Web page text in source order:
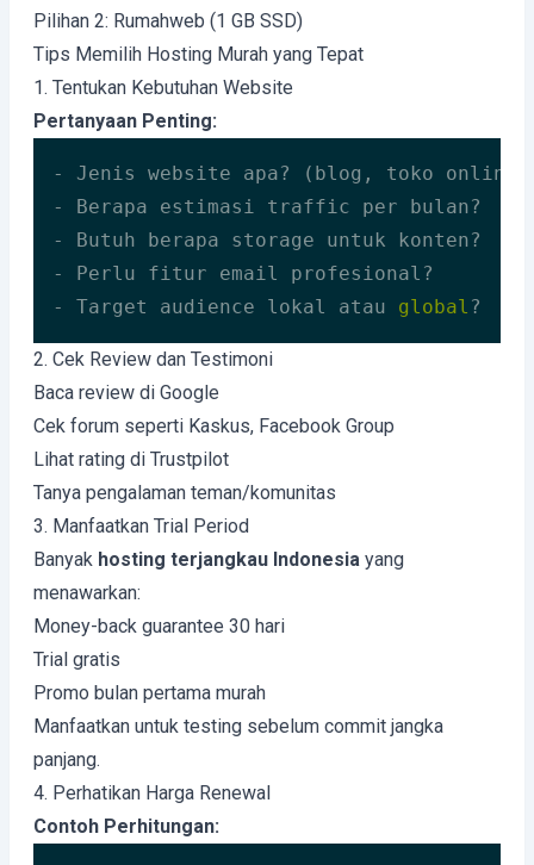
Pilihan 2: Rumahweb (1 GB SSD)
Tips Memilih Hosting Murah yang Tepat
1. Tentukan Kebutuhan Website
Pertanyaan Penting:
- Jenis website apa? (blog, toko online,
- Berapa estimasi traffic per bulan?
- Butuh berapa storage untuk konten?
- Perlu fitur email profesional?
- Target audience lokal atau global ?
Code language: PHP (php)
2. Cek Review dan Testimoni
Baca review di Google
Cek forum seperti Kaskus, Facebook Group
Lihat rating di Trustpilot
Tanya pengalaman teman/komunitas
3. Manfaatkan Trial Period
Banyak hosting terjangkau Indonesia yang
menawarkan:
Money-back guarantee 30 hari
Trial gratis
Promo bulan pertama murah
Manfaatkan untuk testing sebelum commit jangka
panjang.
4. Perhatikan Harga Renewal
Contoh Perhitungan: